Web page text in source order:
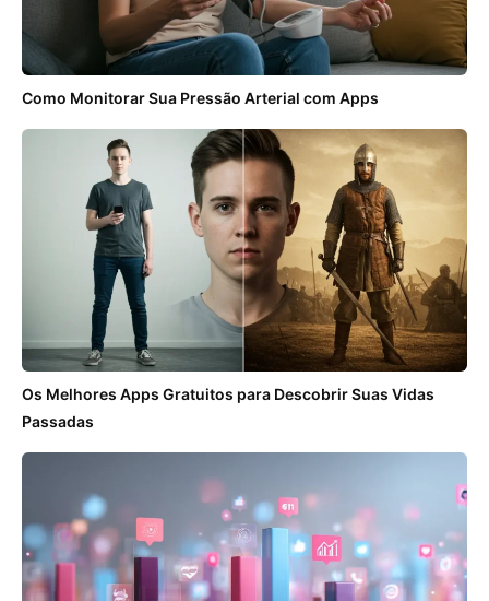
Como Monitorar Sua Pressão Arterial com Apps
Os Melhores Apps Gratuitos para Descobrir Suas Vidas
Passadas